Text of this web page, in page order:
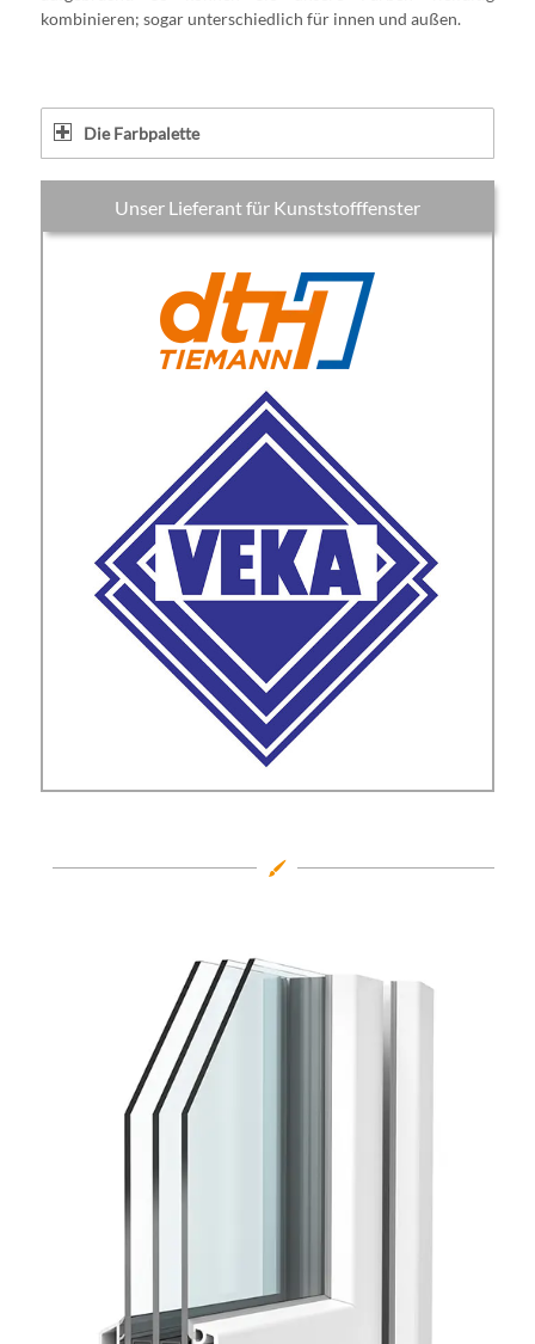
kombinieren; sogar unterschiedlich für innen und außen.
Die Farbpalette
Unser Lieferant für Kunststofffenster
Hersteller
Profilhersteller